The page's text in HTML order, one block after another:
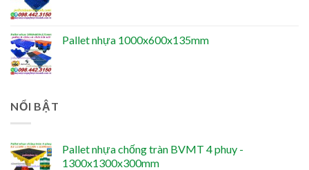
Pallet nhựa 1000x600x135mm
NỔI BẬT
Pallet nhựa chống tràn BVMT 4 phuy -
1300x1300x300mm